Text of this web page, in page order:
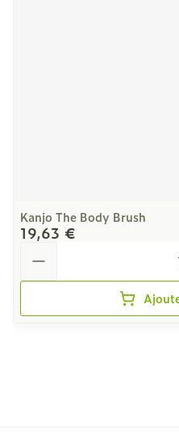
Kanjo The Body Brush
19,63 €